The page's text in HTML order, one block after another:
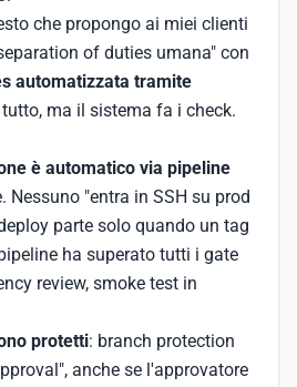
che propongo ai miei clienti
of duties umana" con
automatizzata tramite
ma il sistema fa i check.
è automatico via pipeline
Nessuno "entra in SSH su prod
parte solo quando un tag
ha superato tutti i gate
review, smoke test in
protetti: branch protection
anche se l'approvatore